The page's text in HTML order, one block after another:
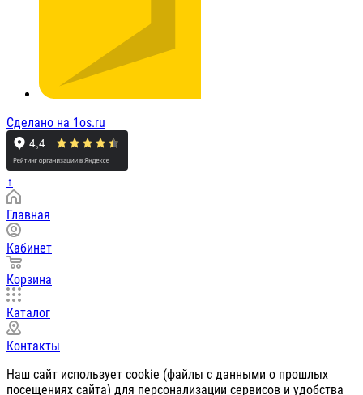
Сделано на 1os.ru
↑
Главная
Кабинет
Корзина
Каталог
Контакты
Наш сайт использует cookie (файлы с данными о прошлых
посещениях сайта) для персонализации сервисов и удобства